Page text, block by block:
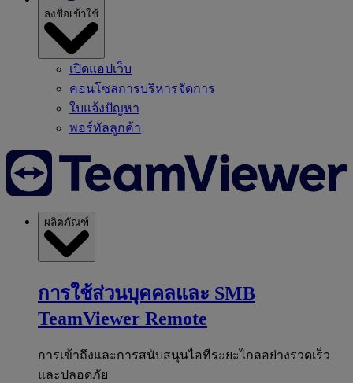
ลงชื่อเข้าใช้
เปิดแอปเว็บ
คอนโซลการบริหารจัดการ
ใบแจ้งปัญหา
พอร์ทัลลูกค้า
ผลิตภัณฑ์
การใช้ส่วนบุคคลและ SMB
TeamViewer Remote
การเข้าถึงและการสนับสนุนไอทีระยะไกลอย่างรวดเร็ว
และปลอดภัย